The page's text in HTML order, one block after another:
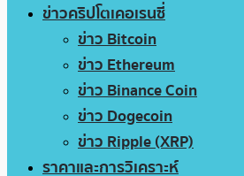
ข่าวคริปโตเคอเรนซี่
ข่าว Bitcoin
ข่าว Ethereum
ข่าว Binance Coin
ข่าว Dogecoin
ข่าว Ripple (XRP)
ราคาและการวิเคราะห์